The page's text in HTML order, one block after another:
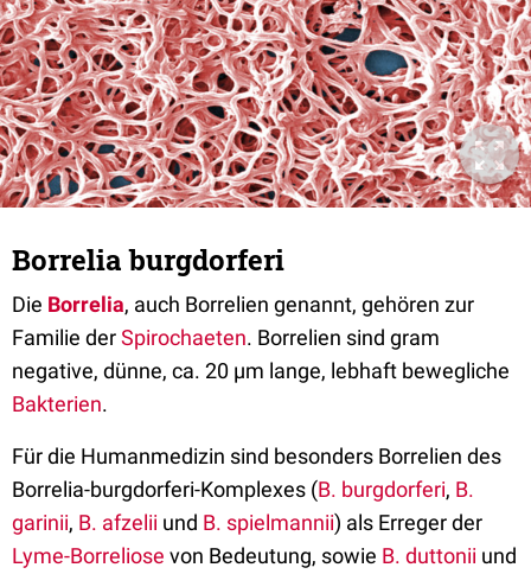
Borrelia burgdorferi
Die Borrelia, auch Borrelien genannt, gehören zur
Familie derSpirochaeten. Borrelien sind gram
negative, dünne, ca. 20 µm lange, lebhaft bewegliche
Bakterien.
Für die Humanmedizin sind besonders Borrelien des
Borrelia-burgdorferi-Komplexes (B. burgdorferi, B.
garinii, B. afzelii und B. spielmannii) als Erreger der
Lyme-Borreliose von Bedeutung, sowie B. duttonii und